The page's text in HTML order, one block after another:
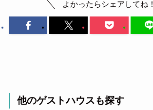
よかったらシェアしてね！
他のゲストハウスも探す